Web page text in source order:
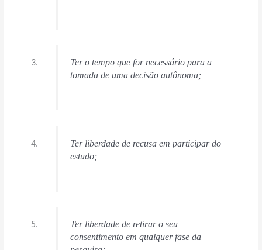
Ter o tempo que for necessário para a
tomada de uma decisão autônoma;
Ter liberdade de recusa em participar do
estudo;
Ter liberdade de retirar o seu
consentimento em qualquer fase da